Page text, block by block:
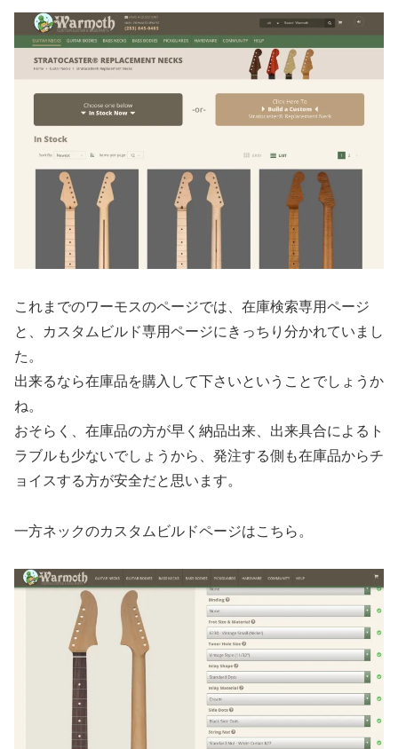
これまでのワーモスのページでは、在庫検索専用ページ
と、カスタムビルド専用ページにきっちり分かれていまし
た。
出来るなら在庫品を購入して下さいということでしょうか
ね。
おそらく、在庫品の方が早く納品出来、出来具合によるト
ラブルも少ないでしょうから、発注する側も在庫品からチ
ョイスする方が安全だと思います。
一方ネックのカスタムビルドページはこちら。